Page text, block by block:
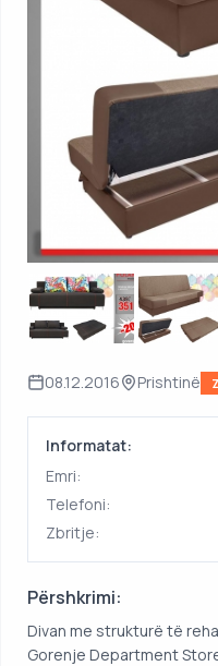
08.12.2016 Prishtinë
Informatat:
Emri:
Telefoni:
Zbritje:
Përshkrimi:
Divan me strukturë të
Gorenje Department